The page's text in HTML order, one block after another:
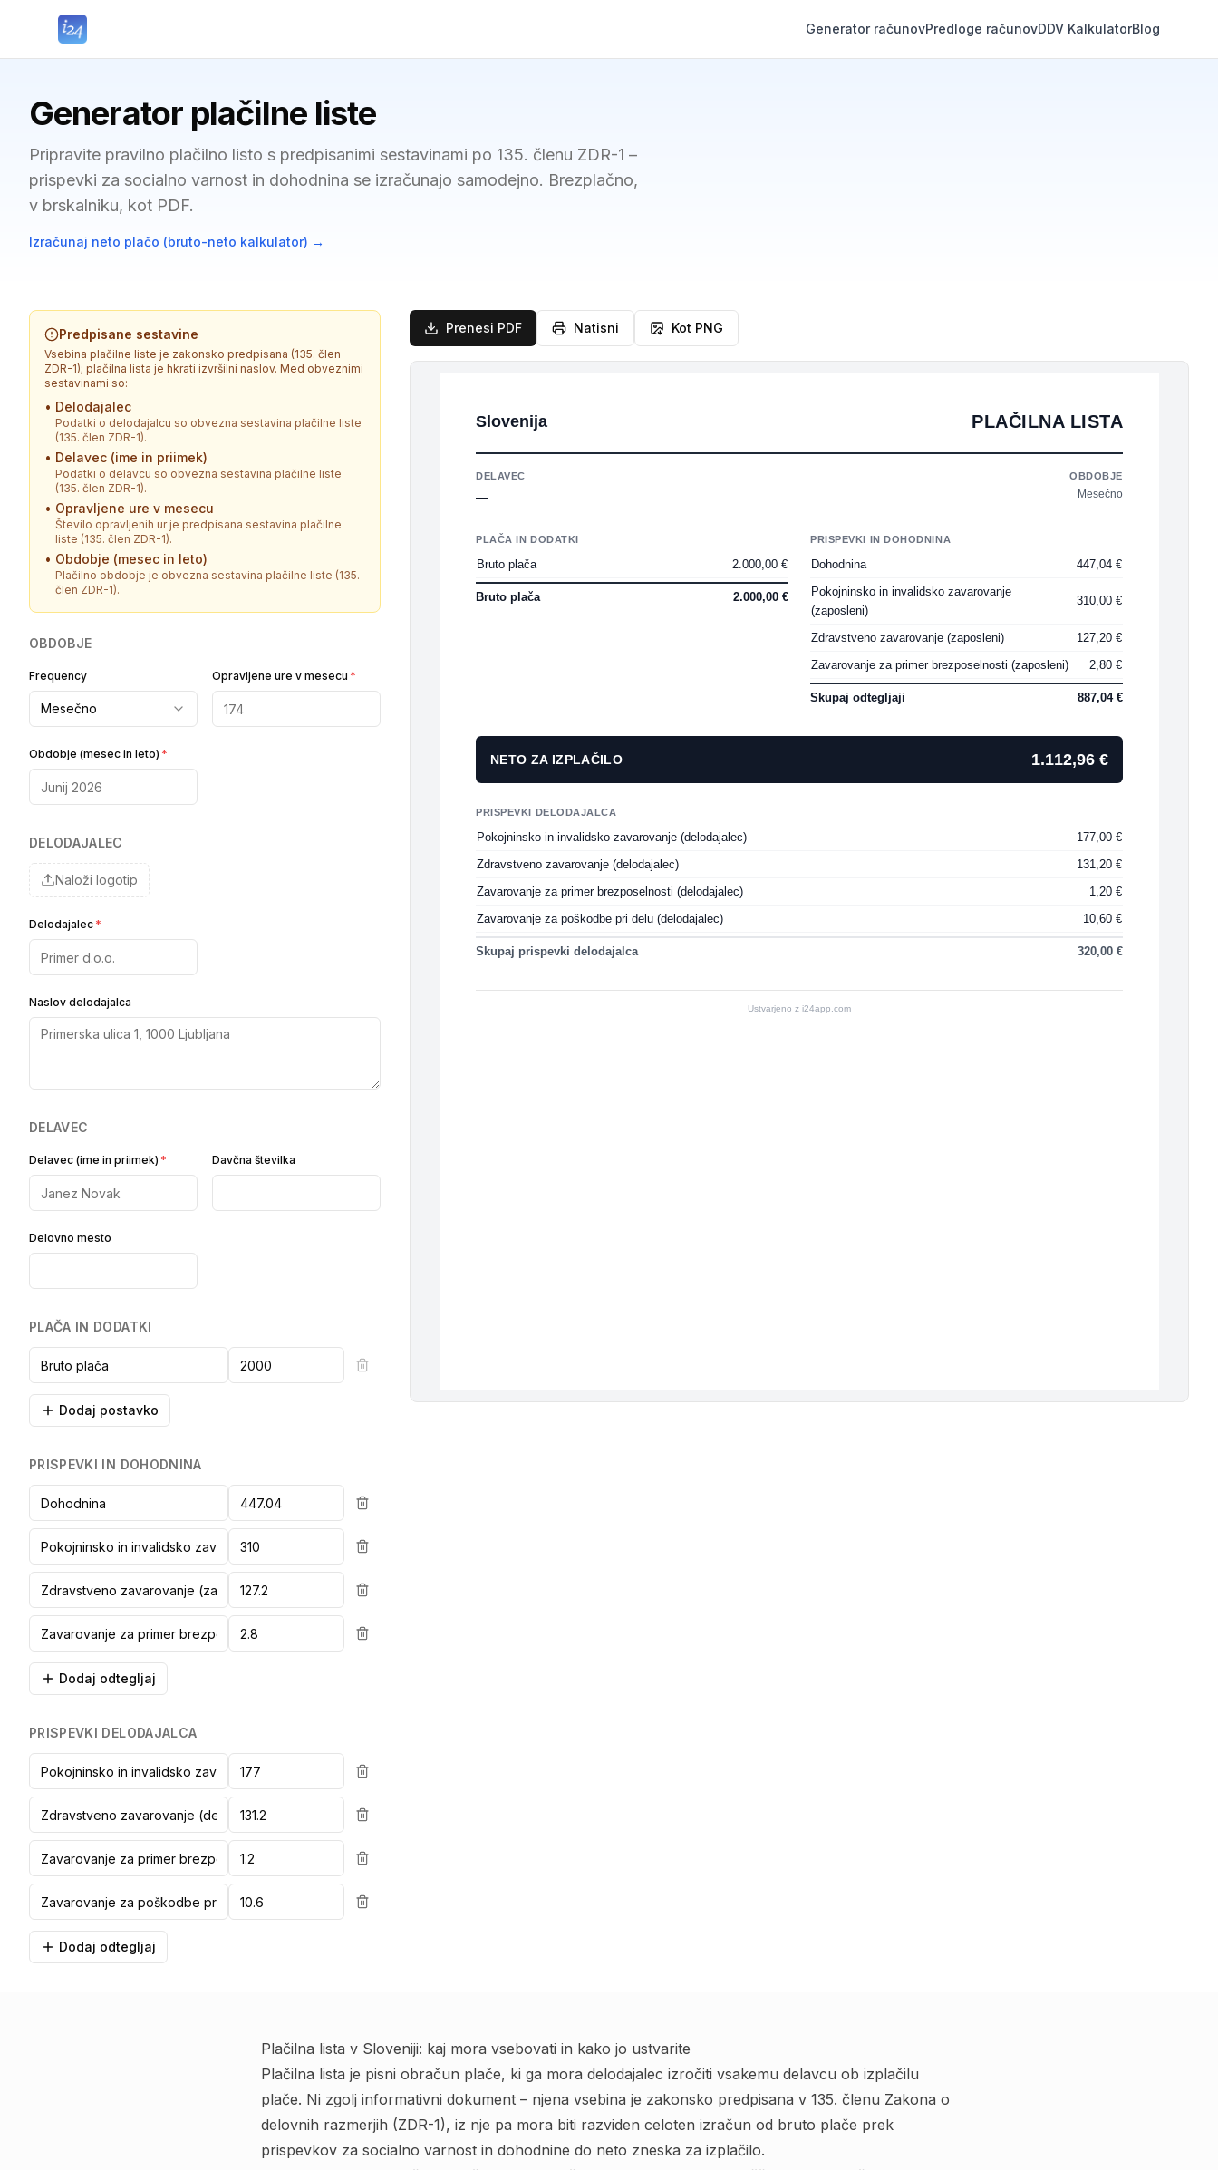
Generator računovPredloge računovDDV KalkulatorBlog
Generator plačilne liste
Pripravite pravilno plačilno listo s predpisanimi sestavinami po 135. členu ZDR-1 –
prispevki za socialno varnost in dohodnina se izračunajo samodejno. Brezplačno,
v brskalniku, kot PDF.
Izračunaj neto plačo (bruto-neto kalkulator) →
Predpisane sestavine
Vsebina plačilne liste je zakonsko predpisana (135. člen
ZDR-1); plačilna lista je hkrati izvršilni naslov. Med obveznimi
sestavinami so:
• Delodajalec
Podatki o delodajalcu so obvezna sestavina plačilne liste
(135. člen ZDR-1).
• Delavec (ime in priimek)
Podatki o delavcu so obvezna sestavina plačilne liste
(135. člen ZDR-1).
• Opravljene ure v mesecu
Število opravljenih ur je predpisana sestavina plačilne
liste (135. člen ZDR-1).
• Obdobje (mesec in leto)
Plačilno obdobje je obvezna sestavina plačilne liste (135.
člen ZDR-1).
OBDOBJE
Frequency
Mesečno
Opravljene ure v mesecu *
Obdobje (mesec in leto) *
DELODAJALEC
Naloži logotip
Delodajalec *
Naslov delodajalca
DELAVEC
Delavec (ime in priimek) * Davčna številka
Delovno mesto
PLAČA IN DODATKI
Dodaj postavko
PRISPEVKI IN DOHODNINA
Dodaj odtegljaj
PRISPEVKI DELODAJALCA
Dodaj odtegljaj
Prenesi PDF Natisni Kot PNG
Slovenija PLAČILNA LISTA
DELAVEC
—
OBDOBJE
Mesečno
PLAČA IN DODATKI
Bruto plača 2.000,00 €
Bruto plača 2.000,00 €
PRISPEVKI IN DOHODNINA
Dohodnina
447,04 €
Pokojninsko in invalidsko zavarovanje
(zaposleni)
310,00 €
Zdravstveno zavarovanje (zaposleni)
127,20 €
Zavarovanje za primer brezposelnosti (zaposleni)
2,80 €
Skupaj odtegljaji 887,04 €
NETO ZA IZPLAČILO 1.112,96 €
PRISPEVKI DELODAJALCA
Pokojninsko in invalidsko zavarovanje (delodajalec)
177,00 €
Zdravstveno zavarovanje (delodajalec)
131,20 €
Zavarovanje za primer brezposelnosti (delodajalec)
1,20 €
Zavarovanje za poškodbe pri delu (delodajalec)
10,60 €
Skupaj prispevki delodajalca 320,00 €
Ustvarjeno z i24app.com
Plačilna lista v Sloveniji: kaj mora vsebovati in kako jo ustvarite
Plačilna lista je pisni obračun plače, ki ga mora delodajalec izročiti vsakemu delavcu ob izplačilu
plače. Ni zgolj informativni dokument – njena vsebina je zakonsko predpisana v 135. členu Zakona o
delovnih razmerjih (ZDR-1), iz nje pa mora biti razviden celoten izračun od bruto plače prek
prispevkov za socialno varnost in dohodnine do neto zneska za izplačilo.